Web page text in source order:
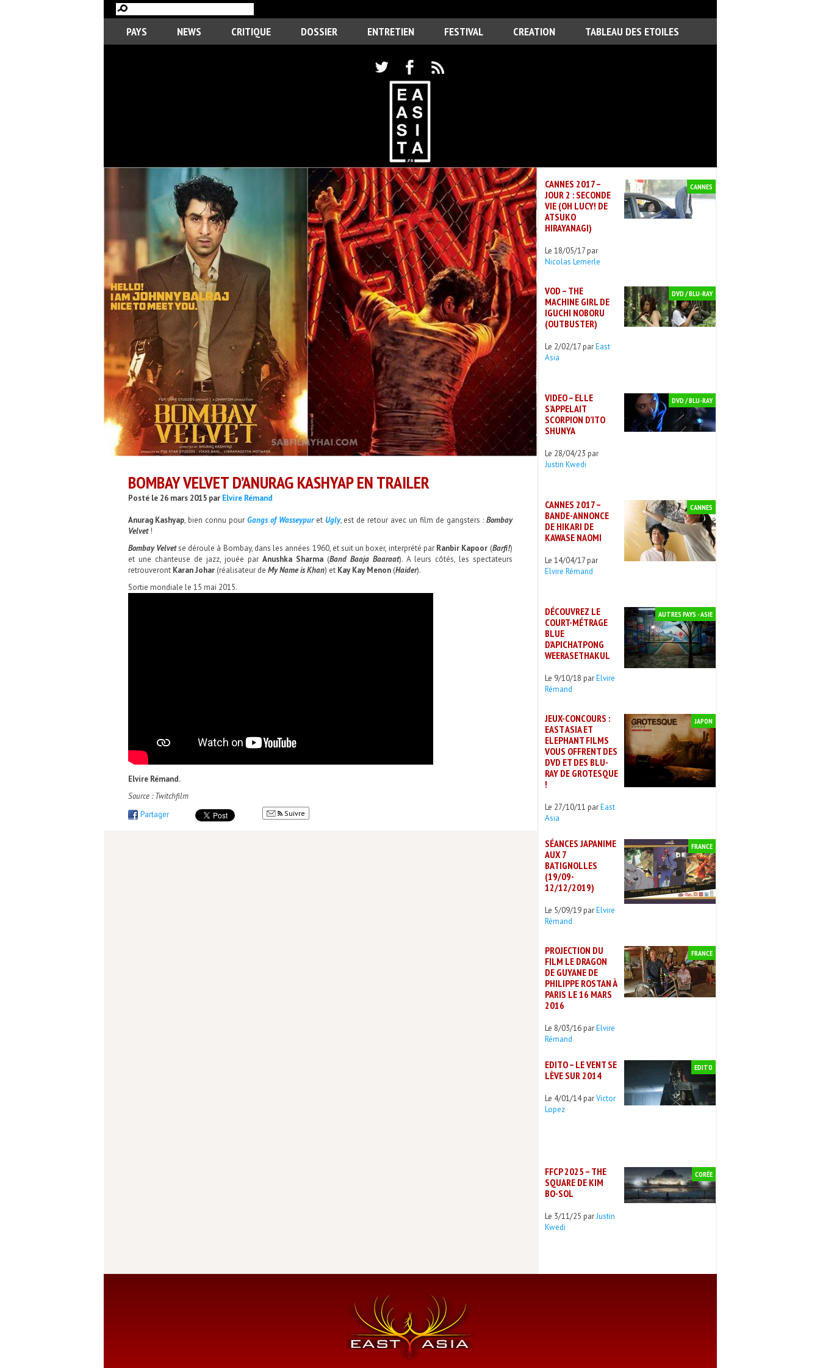
PAYS NEWS CRITIQUE DOSSIER ENTRETIEN FESTIVAL CREATION TABLEAU DES ETOILES
BOMBAY VELVET D’ANURAG KASHYAP EN TRAILER
Posté le 26 mars 2015 par Elvire Rémand
Anurag Kashyap, bien connu pour Gangs of Wasseypuret Ugly, est de retour avec un film de gangsters : Bombay
Velvet!
Bombay Velvetse déroule à Bombay, dans les années 1960, et suit un boxer, interprété par Ranbir Kapoor (Barfi!)
et une chanteuse de jazz, jouée par Anushka Sharma(Band Baaja Baaraat). A leurs côtés, les spectateurs
retrouveront Karan Johar(réalisateur de My Name is Khan) et Kay Kay Menon(Haider).
Sortie mondiale le 15 mai 2015.
Elvire Rémand.
Source : Twitchfilm
Partager
Suivre
CANNES 2017 –
JOUR 2 : SECONDE
VIE (OH LUCY! DE
ATSUKO
HIRAYANAGI)
Le 18/05/17 par
Nicolas Lemerle
CANNES
VOD – THE
MACHINE GIRL DE
IGUCHI NOBORU
(OUTBUSTER)
Le 2/02/17 parEast
Asia
DVD / BLU-RAY
VIDEO – ELLE
S’APPELAIT
SCORPION D’ITO
SHUNYA
Le 28/04/23 par
Justin Kwedi
DVD / BLU-RAY
CANNES 2017 –
BANDE-ANNONCE
DE HIKARI DE
KAWASE NAOMI
Le 14/04/17 par
Elvire Rémand
CANNES
DÉCOUVREZ LE
COURT-MÉTRAGE
BLUE
D’APICHATPONG
WEERASETHAKUL
Le 9/10/18 parElvire
Rémand
AUTRES PAYS - ASIE
JEUX-CONCOURS :
EAST ASIA ET
ELEPHANT FILMS
VOUS OFFRENT DES
DVD ET DES BLU-
RAY DE GROTESQUE
!
Le 27/10/11 parEast
Asia
JAPON
SÉANCES JAPANIME
AUX 7
BATIGNOLLES
(19/09-
12/12/2019)
Le 5/09/19 parElvire
Rémand
FRANCE
PROJECTION DU
FILM LE DRAGON
DE GUYANE DE
PHILIPPE ROSTAN À
PARIS LE 16 MARS
2016
Le 8/03/16 parElvire
Rémand
FRANCE
EDITO – LE VENT SE
LÈVE SUR 2014
Le 4/01/14 parVictor
Lopez
EDITO
FFCP 2025 – THE
SQUARE DE KIM
BO-SOL
Le 3/11/25 parJustin
Kwedi
CORÉE